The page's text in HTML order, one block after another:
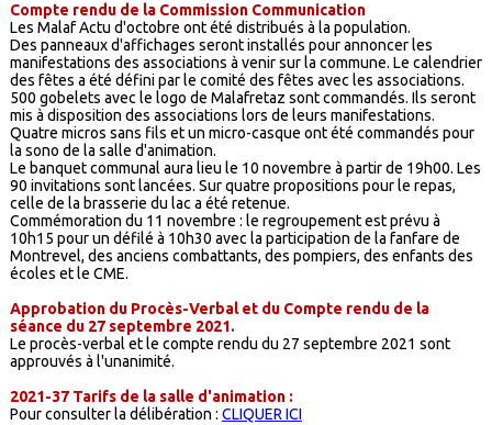
Compte rendu de la Commission Communication
Les Malaf Actu d'octobre ont été distribués à la population.
Des panneaux d'affichages seront installés pour annoncer les
manifestations des associations à venir sur la commune. Le calendrier
des fêtes a été défini par le comité des fêtes avec les associations.
500 gobelets avec le logo de Malafretaz sont commandés. Ils seront
mis à disposition des associations lors de leurs manifestations.
Quatre micros sans fils et un micro-casque ont été commandés pour
la sono de la salle d'animation.
Le banquet communal aura lieu le 10 novembre à partir de 19h00. Les
90 invitations sont lancées. Sur quatre propositions pour le repas,
celle de la brasserie du lac a été retenue.
Commémoration du 11 novembre : le regroupement est prévu à
10h15 pour un défilé à 10h30 avec la participation de la fanfare de
Montrevel, des anciens combattants, des pompiers, des enfants des
écoles et le CME.
Approbation du Procès-Verbal et du Compte rendu de la
séance du 27 septembre 2021.
Le procès-verbal et le compte rendu du 27 septembre 2021 sont
approuvés à l'unanimité.
2021-37 Tarifs de la salle d'animation :
Pour consulter la délibération : CLIQUER ICI